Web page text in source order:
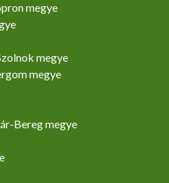
megye
megye
megye
Bereg megye